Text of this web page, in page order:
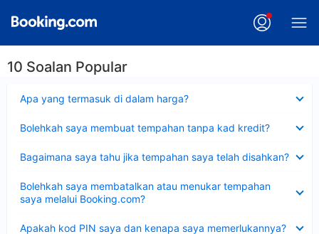
10 Soalan Popular
Apa yang termasuk di dalam harga?
Bolehkah saya membuat tempahan tanpa kad kredit?
Bagaimana saya tahu jika tempahan saya telah disahkan?
Bolehkah saya membatalkan atau menukar tempahan
saya melalui Booking.com?
Apakah kod PIN saya dan kenapa saya memerlukannya?